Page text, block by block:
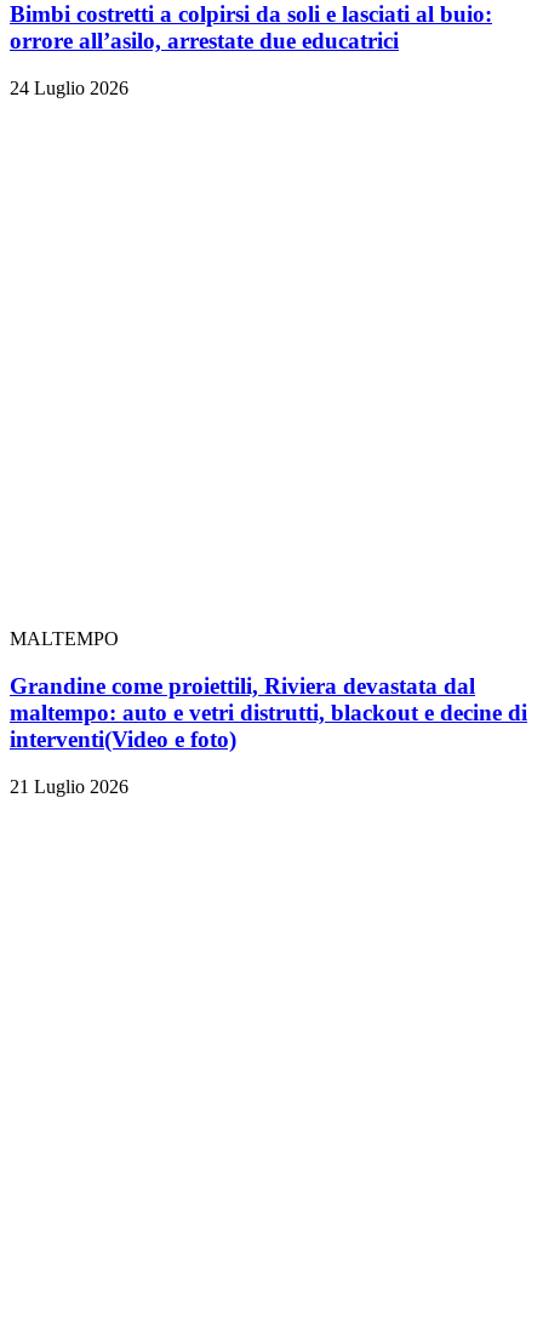
Bimbi costretti a colpirsi da soli e lasciati al buio:
orrore all’asilo, arrestate due educatrici
24 Luglio 2026
MALTEMPO
Grandine come proiettili, Riviera devastata dal
maltempo: auto e vetri distrutti, blackout e decine di
interventi(Video e foto)
21 Luglio 2026